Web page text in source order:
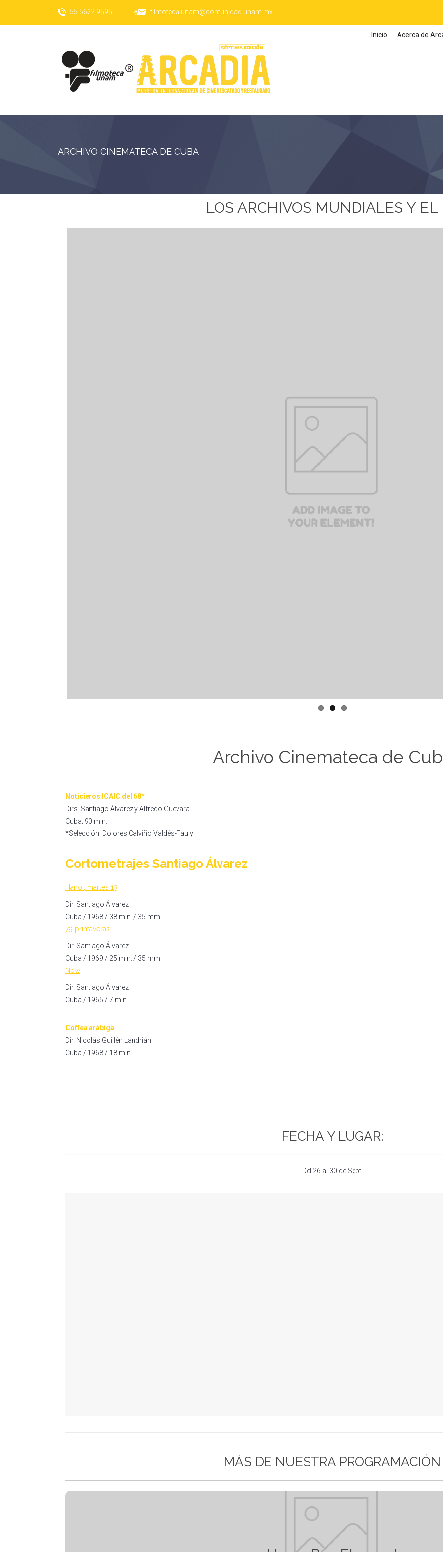
55 5622 9595 filmoteca.unam@comunidad.unam.mx
Inicio Acerca de
ARCHIVO CINEMATECA DE CUBA
LOS ARCHIVOS MUNDIALES Y EL
Archivo Cinemateca de
Noticieros ICAIC del 68*
Dirs. Santiago Álvarez y Alfredo Guevara
Cuba, 90 min.
*Selección: Dolores Calviño Valdés-Fauly
Cortometrajes Santiago Álvarez
Hanoi, martes 13
Dir. Santiago Álvarez
Cuba / 1968 / 38 min. / 35 mm
79 primaveras
Dir. Santiago Álvarez
Cuba / 1969 / 25 min. / 35 mm
Now
Dir. Santiago Álvarez
Cuba / 1965 / 7 min.
Coffea ará biga
Dir. Nicolás Guillén Landrián
Cuba / 1968 / 18 min.
FECHA Y LUGAR:
Del 26 al 30 de Sept.
MÁS DE NUESTRA PROGRAMACIÓN
Hover Box Element
Miércoles 26 de septiembre